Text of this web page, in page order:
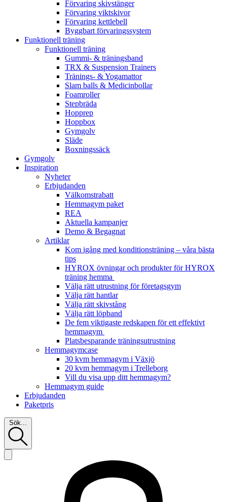
Förvaring skivstänger
Förvaring viktskivor
Förvaring kettlebell
Byggbart förvaringssystem
Funktionell träning
Funktionell träning
Gummi- & träningsband
TRX & Suspension Trainers
Tränings- & Yogamattor
Slam balls & Medicinbollar
Foamroller
Stepbräda
Hopprep
Hoppbox
Gymgolv
Släde
Boxningssäck
Gymgolv
Inspiration
Nyheter
Erbjudanden
Välkomstrabatt
Hemmagym paket
REA
Aktuella kampanjer
Demo & Begagnat
Artiklar
Kom igång med konditionsträning – våra bästa
tips
HYROX övningar och produkter för HYROX
träning hemma
Välja rätt utrustning för företagsgym
Välja rätt hantlar
Välja rätt skivstång
Välja rätt löpband
De fem viktigaste redskapen för ett effektivt
hemmagym
Platsbesparande träningsutrustning
Hemmagymcase
30 kvm hemmagym i Växjö
20 kvm hemmagym i Trelleborg
Vill du visa upp ditt hemmagym?
Hemmagym guide
Erbjudanden
Paketpris
Sök...